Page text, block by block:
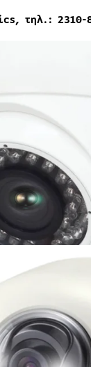
τηλ.: 2310-